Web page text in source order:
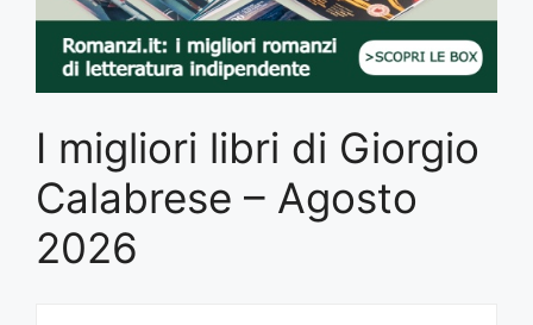
I migliori libri di Giorgio
Calabrese – Agosto
2026